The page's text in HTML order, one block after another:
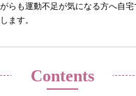
らも運動不足が気になる方へ自宅
ます。
Contents